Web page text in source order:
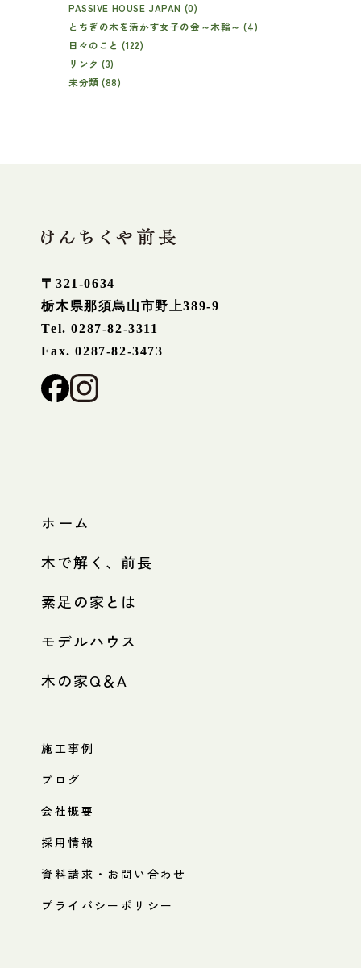
PASSIVE HOUSE JAPAN (0)
とちぎの木を活かす女子の会～木輪～ (4)
日々のこと (122)
リンク (3)
未分類 (88)
〒321-0634
栃木県那須烏山市野上389-9
Tel. 0287-82-3311
Fax. 0287-82-3473
ホーム
木で解く、前長
素足の家とは
モデルハウス
木の家Q＆A
施工事例
ブログ
会社概要
採用情報
資料請求・お問い合わせ
プライバシーポリシー